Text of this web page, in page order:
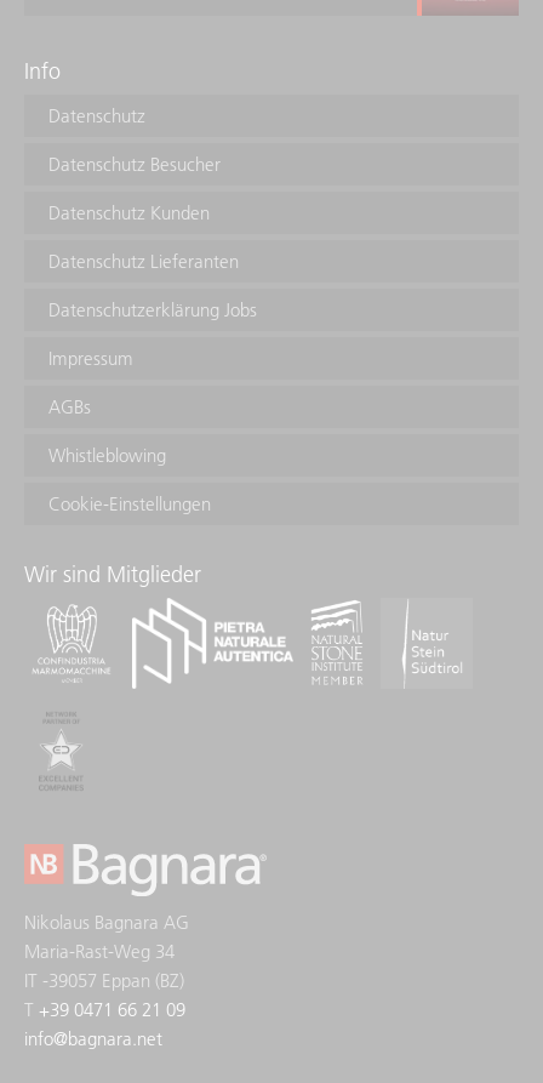
Info
Datenschutz
Datenschutz Besucher
Datenschutz Kunden
Datenschutz Lieferanten
Datenschutzerklärung Jobs
Impressum
AGBs
Whistleblowing
Cookie-Einstellungen
Wir sind Mitglieder
Nikolaus Bagnara AG
Maria-Rast-Weg 34
IT -39057 Eppan (BZ)
T +39 0471 66 21 09
info@bagnara.net